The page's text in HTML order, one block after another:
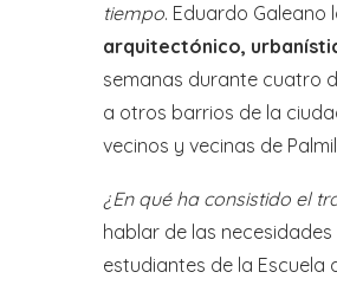
tiempo. Eduardo Galeano
arquitectónico,
semanas durante cuatro
a otros barrios de la
vecinos y vecinas de
¿En qué ha consistido el
hablar de las
estudiantes de la Escuela